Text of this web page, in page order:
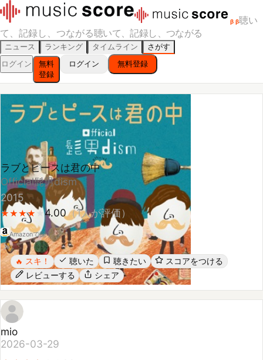
β β聴い
て、記録し、つながる聴いて、記録し、つながる
ニュース ランキング タイムライン
さがす
ログイン
無料
登録
ログイン 無料登録
ラブとピースは君の中
Official髭男dism
2015
★
★★
★★
★ ★
★ ★4.00（1人が評価）
Amazonで探す
🔥スキ！ 聴いた 聴きたい スコアをつける
レビューする シェア
mio
2026-03-29
★
★★
★